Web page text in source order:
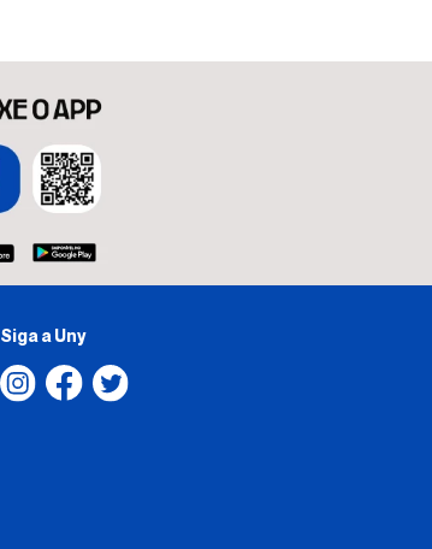
Siga a Uny